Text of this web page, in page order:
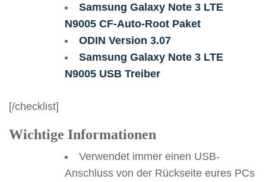
Samsung Galaxy Note 3 LTE
N9005 CF-Auto-Root Paket
ODIN Version 3.07
Samsung Galaxy Note 3 LTE
N9005 USB Treiber
[/checklist]
Wichtige Informationen
Verwendet immer einen USB-
Anschluss von der Rückseite eures PCs